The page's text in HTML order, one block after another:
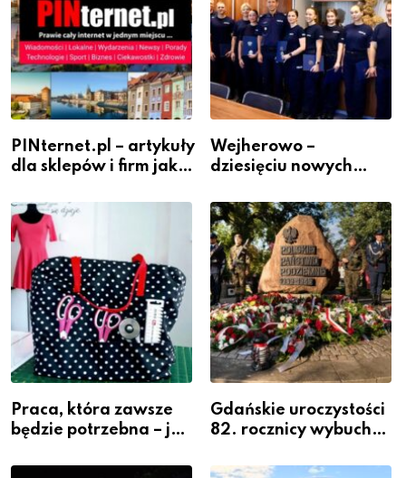
PINternet.pl – artykuły
dla sklepów i firm jako
widoczność
Wejherowo –
dziesięciu nowych
szeregach Komendy
Powiatowej
Praca, która zawsze
będzie potrzebna – jak
zawodem przyszłości i
Gdańskie uroczystości
82. rocznicy wybuchu
Warszawskiego